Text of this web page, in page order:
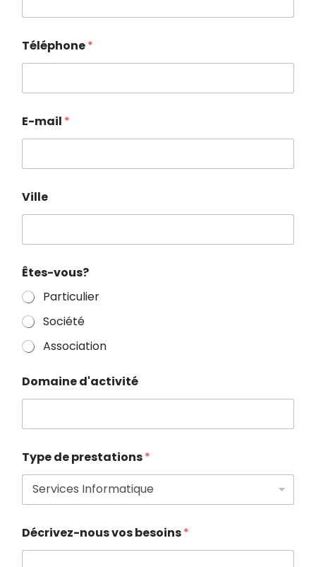
Téléphone*
E-mail *
Ville
Êtes-vous?
Particulier
Société
Association
Domaine d'activité
Type de prestations*
Décrivez-nous vos besoins*